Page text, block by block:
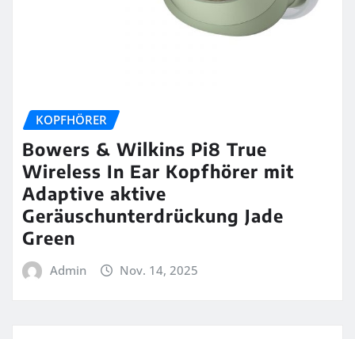
KOPFHÖRER
Bowers & Wilkins Pi8 True
Wireless In Ear Kopfhörer mit
Adaptive aktive
Geräuschunterdrückung Jade
Green
Admin Nov. 14, 2025